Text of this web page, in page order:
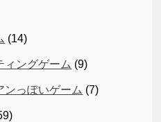
(14)
ィングゲーム (9)
ンっぽいゲーム (7)